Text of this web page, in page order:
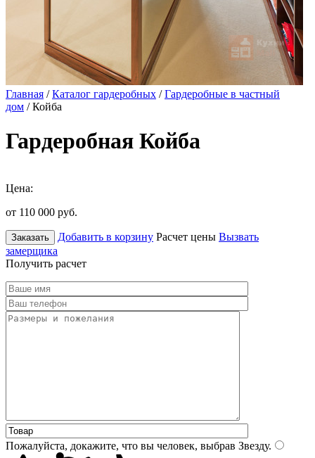
Главная /Каталог гардеробных /Гардеробные в частный
дом / Койба
Гардеробная Койба
Цена:
от 110 000 руб.
Заказать Добавить в корзину Расчет цены Вызвать
замерщика
Получить расчет
Пожалуйста, докажите, что вы человек, выбрав Звезду.